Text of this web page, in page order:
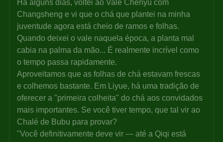
Há alguns dias, voltei ao Vale Chenyu com
Changsheng e vi que o chá que plantei na minha
juventude agora está cheio de ramos e folhas.
Quando deixei o vale naquela época, a planta mal
cabia na palma da mão... É realmente incrível como
o tempo passa rapidamente.
Aproveitamos que as folhas de chá estavam frescas
e colhemos bastante. Em Liyue, há uma tradição de
oferecer a "primeira colheita" do chá aos convidados
mais importantes. Se você tiver tempo, que tal vir ao
Chalé de Bubu para provar?
"Você definitivamente deve vir — até a Qiqi está